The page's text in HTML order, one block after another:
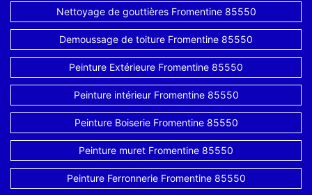
Nettoyage de gouttières Fromentine 85550
Demoussage de toiture Fromentine 85550
Peinture Extérieure Fromentine 85550
Peinture intérieur Fromentine 85550
Peinture Boiserie Fromentine 85550
Peinture muret Fromentine 85550
Peinture Ferronnerie Fromentine 85550